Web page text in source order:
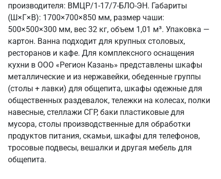
производителя: ВМЦР/1-17/7-БЛО-ЭН. Габариты
(Ш×Г×В): 1700×700×850 мм, размер чаши:
500×500×300 мм, вес 32 кг, объем 1,01 м³. Упаковка —
картон. Ванна подходит для крупных столовых,
ресторанов и кафе. Для комплексного оснащения
кухни в ООО «Регион Казань» представлены шкафы
металлические и из нержавейки, обеденные группы
(столы + лавки) для общепита, шкафы одежные для
общественных раздевалок, тележки на колесах, полки
навесные, стеллажи СГР, баки пластиковые для
мусора, столы производственные для обработки
продуктов питания, скамьи, шкафы для телефонов,
тросовые подвесы, вешалки и другая мебель для
общепита.